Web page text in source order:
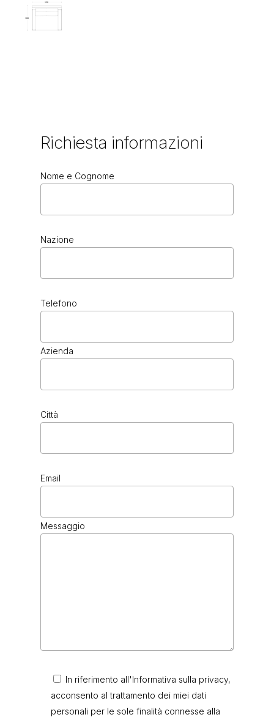
Richiesta informazioni
Nome e Cognome
Nazione
Telefono
Azienda
Città
Email
Messaggio
In riferimento all'Informativa sulla privacy,
acconsento al trattamento dei miei dati
personali per le sole finalità connesse alla